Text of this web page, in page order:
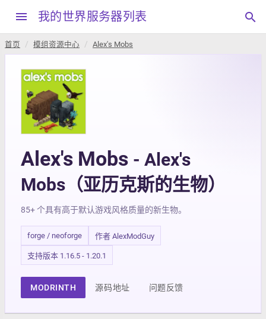
menu 我的世界服务器列表 search
首页 模组资源中心 Alex's Mobs
Alex's Mobs - Alex's
Mobs（亚历克斯的生物）
85+ 个具有高于默认游戏风格质量的新生物。
forge / neoforge 作者 AlexModGuy
支持版本 1.16.5 - 1.20.1
MODRINTH 源码地址 问题反馈